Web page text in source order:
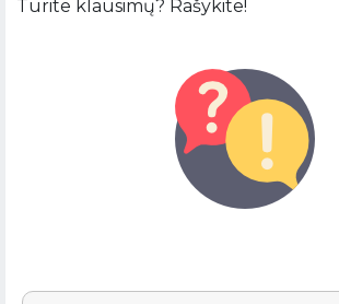
Turite klausimų? Rašykite!